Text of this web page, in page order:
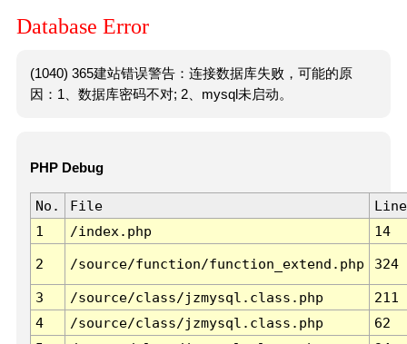
Database Error
(1040) 365建站错误警告：连接数据库失败，可能的原
因：1、数据库密码不对; 2、mysql未启动。
PHP Debug
No. File
Line
1
/index.php 14
2 /source/function/function_extend.php 324
3 /source/class/jzmysql.class.php
211
4
/source/class/jzmysql.class.php
62